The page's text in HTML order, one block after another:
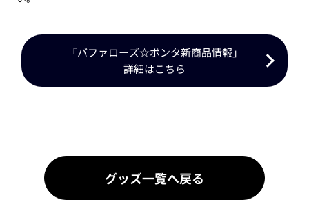
「バファローズ☆ポンタ新商品情報」
詳細はこちら
グッズ一覧へ戻る